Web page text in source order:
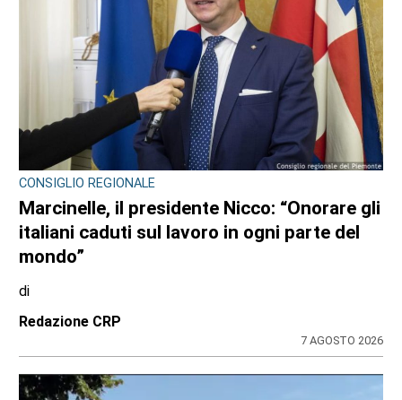
CONSIGLIO REGIONALE
Marcinelle, il presidente Nicco: “Onorare gli
italiani caduti sul lavoro in ogni parte del
mondo”
di
Redazione CRP
7 AGOSTO 2026